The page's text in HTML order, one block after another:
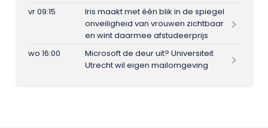
vr 09:15
Iris maakt met één blik in de spiegel
onveiligheid van vrouwen zichtbaar
en wint daarmee afstudeerprijs
wo 16:00
Microsoft de deur uit? Universiteit
Utrecht wil eigen mailomgeving